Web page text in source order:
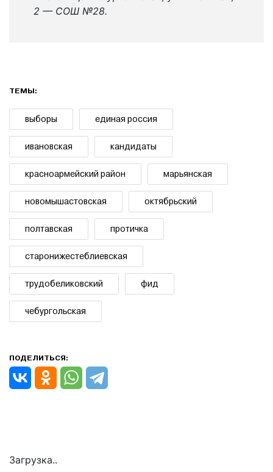
2 — СОШ №28.
ТЕМЫ:
выборы единая россия
ивановская кандидаты
красноармейский район марьянская
новомышастовская октябрьский
полтавская протичка
старонижестеблиевская
трудобеликовский фид
чебургольская
ПОДЕЛИТЬСЯ:
Загрузка..